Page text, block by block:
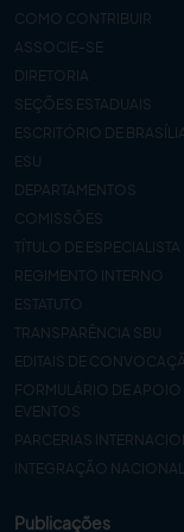
COMO CONTRIBUIR
ASSOCIE-SE
DIRETORIA
SEÇÕES ESTADUAIS
ESCRITÓRIO DE BRASÍLIA
ESU
DEPARTAMENTOS
COMISSÕES
TÍTULO DE ESPECIALISTA
REGIMENTO INTERNO
ESTATUTO
TRANSPARÊNCIA SBU
EDITAIS DE
FORMULÁRIO DE APOIO
EVENTOS
PARCERIAS
INTEGRAÇÃO NACIONAL
Publicações